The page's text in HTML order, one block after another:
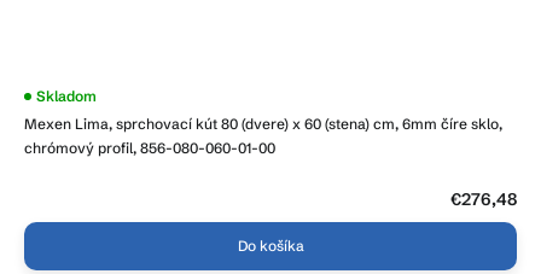
Mexen Lima, sprchovací kút 80 (dvere) x 60 (stena) cm, 6mm číre sklo,
chrómový profil, 856-080-060-01-00
Priemerné
produktu
je
Skladom
€276,48
Do košíka